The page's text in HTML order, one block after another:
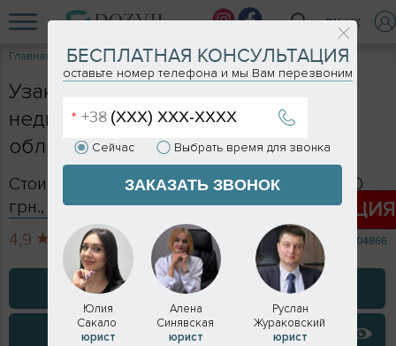
RU UK
Главная Услуги Узаконить постройку объекта недвижимости
ВИДЕО ОТЗЫВЫ
ЗАКАЗАТЬ КОНСУЛЬТАЦИЮ
Узаконить постройку объекта
недвижимости в Киеве и Киевской
области в 2026 году
Стоимость оформления в Киеве - от 28 500
грн., в Киевской обл - от 20 500 грн.
4,9
713 отзывов 104866
АКЦИЯ
БЕСПЛАТНАЯ КОНСУЛЬТАЦИЯ
оставьте номер телефона и мы Вам перезвоним
Сейчас Выбрать время для звонка
ЗАКАЗАТЬ ЗВОНОК
Юлия
Сакало
юрист
Алена
Синявская
юрист
Руслан
Жураковский
юрист